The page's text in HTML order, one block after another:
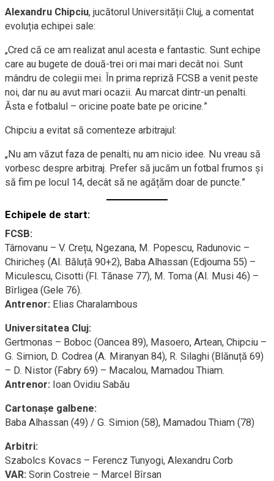
Alexandru Chipciu, jucătorul Universității Cluj, a comentat
evoluția echipei sale:
„Cred că ce am realizat anul acesta e fantastic. Sunt echipe
care au bugete de două-trei ori mai mari decât noi. Sunt
mândru de colegii mei. În prima repriză FCSB a venit peste
noi, dar nu au avut mari ocazii. Au marcat dintr-un penalti.
Ăsta e fotbalul – oricine poate bate pe oricine.”
Chipciu a evitat să comenteze arbitrajul:
„Nu am văzut faza de penalti, nu am nicio idee. Nu vreau să
vorbesc despre arbitraj. Prefer să jucăm un fotbal frumos și
să fim pe locul 14, decât să ne agățăm doar de puncte.”
Echipele de start:
FCSB:
Târnovanu – V. Crețu, Ngezana, M. Popescu, Radunovic –
Chiricheș (Al. Băluță 90+2), Baba Alhassan (Edjouma 55) –
Miculescu, Cisotti (Fl. Tănase 77), M. Toma (Al. Musi 46) –
Bîrligea (Gele 76).
Antrenor: Elias Charalambous
Universitatea Cluj:
Gertmonas – Boboc (Oancea 89), Masoero, Artean, Chipciu –
G. Simion, D. Codrea (A. Miranyan 84), R. Silaghi (Blănuță 69)
– D. Nistor (Fabry 69) – Macalou, Mamadou Thiam.
Antrenor: Ioan Ovidiu Sabău
Cartonașe galbene:
Baba Alhassan (49) / G. Simion (58), Mamadou Thiam (78)
Arbitri:
Szabolcs Kovacs – Ferencz Tunyogi, Alexandru Corb
VAR: Sorin Costreie – Marcel Bîrsan